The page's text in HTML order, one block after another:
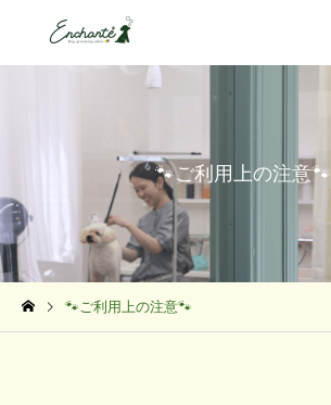
トリミング＆ケア
🐾ご利用上の注意🐾
🐾ご利用上の注意🐾